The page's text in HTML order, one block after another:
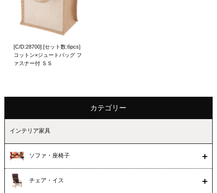
[C/D:28700] [セット数:6pcs]
コットン×ジュートバッグ フ
ァスナー付 ＳＳ
カテゴリー
インテリア家具
ソファ・座椅子
チェア・イス